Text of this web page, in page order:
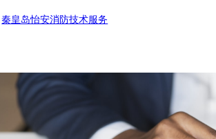
秦皇岛怡安消防技术服务